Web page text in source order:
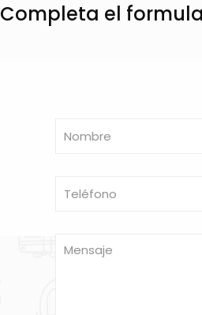
Completa el